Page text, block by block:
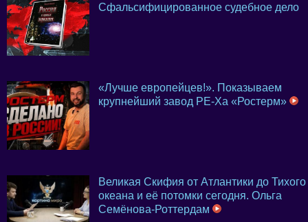
Сфальсифицированное судебное дело
«Лучше европейцев!». Показываем
крупнейший завод PE-Xa «Ростерм»
Великая Скифия от Атлантики до Тихого
океана и её потомки сегодня. Ольга
Семёнова-Роттердам